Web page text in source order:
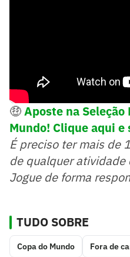
🤑Aposte na
Mundo! Clique aqui e
É preciso ter mais de
de qualquer atividade
Jogue de forma
TUDO SOBRE
Copa do Mundo Fora de